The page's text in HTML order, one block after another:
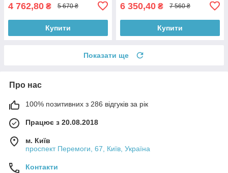
4 762,80 ₴ 5 670 ₴
Купити
6 350,40 ₴ 7 560 ₴
Купити
Показати ще
Про нас
100% позитивних з 286 відгуків за рік
Працює з 20.08.2018
м. Київ
проспект Перемоги, 67, Київ, Україна
Контакти